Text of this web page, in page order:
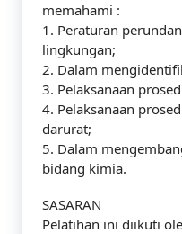
memahami :
1. Peraturan
lingkungan;
2. Dalam
3. Pelaksanaan
4. Pelaksanaan
darurat;
5. Dalam
bidang kimia.
SASARAN
Pelatihan ini diikuti